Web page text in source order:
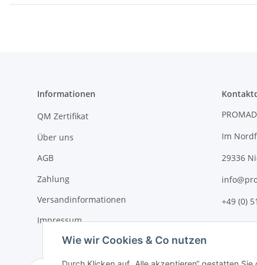
Informationen
QM Zertifikat
Über uns
AGB
Zahlung
Versandinformationen
Impressum
Im
29336
+49 (0)
Wie wir Cookies & Co nutzen